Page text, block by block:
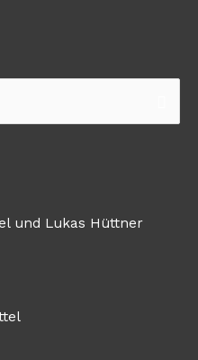
und Lukas Hüttner